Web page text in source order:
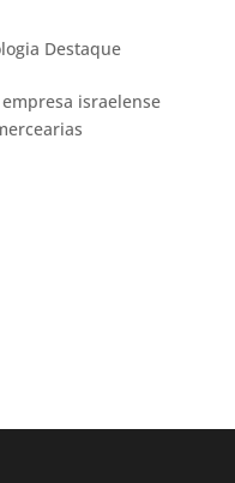
Destaque
israelense